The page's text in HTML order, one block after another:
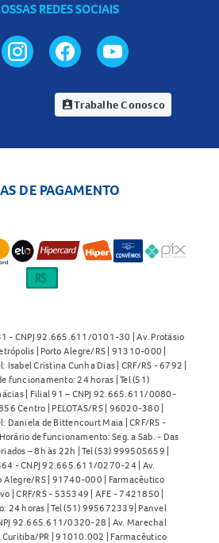
REDES SOCIAIS
assignment_indTrabalhe Conosco
DE PAGAMENTO
- CNPJ 92.665.611/0101-30 | Av. Protásio
| Porto Alegre/RS | 91310-000 |
Isabel Cristina Cunha Dias | CRF/RS - 6792 |
funcionamento: 24 horas | Tel (51)
| Filial 91 – CNPJ 92.665.611/0080-
Centro | PELOTAS/RS | 96020-380 |
Daniela de Bittencourt Maia | CRF/RS -
de funcionamento: Seg. a Sab. - Das
– 8h às 22h | Tel (53) 999505659 |
- CNPJ 92.665.611/0270-24 | Av.
Alegre/RS | 91740-000 | Farmacêutico
| CRF/RS - 535349 | AFE - 7421850 |
24 horas | Tel (51) 995672339| Panvel
92.665.611/0320-28 | Av. Marechal
Curitiba/PR | 91010.002 | Farmacêutico